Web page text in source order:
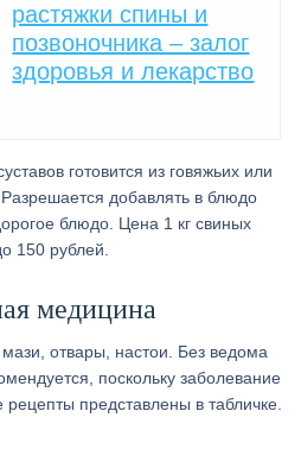
растяжки спины и
позвоночника – залог
здоровья и лекарство
готовится из говяжьих или
добавлять в блюдо
блюдо. Цена 1 кг свиных
150 рублей.
медицина
отвары, настои. Без ведома
поскольку заболевание
представлены в табличке.